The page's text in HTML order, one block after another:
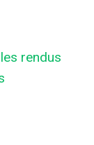
rendus